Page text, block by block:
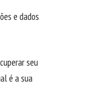
e dados
seu
é a sua